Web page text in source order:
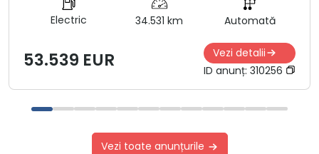
Electric 34.531 km Automată
53.539 EUR
Vezi detalii
ID anunț: 310256
Vezi toate anunțurile